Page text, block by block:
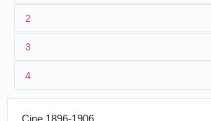
2
1900)
3
4
Cine 1896-1906